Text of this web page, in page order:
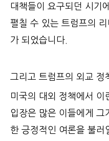
대책들이 요구되던 시기
펼칠 수 있는 트럼프의
가 되었습니다.
그리고 트럼프의 외교 정
미국의 대외 정책에서
입장은 많은 이들에게
한 긍정적인 여론을 불러